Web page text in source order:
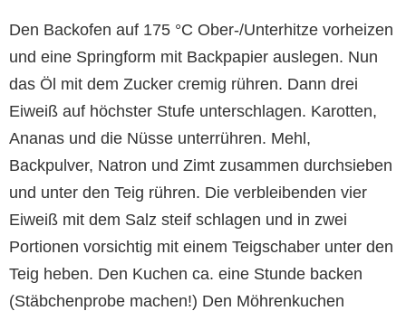
Den Backofen auf 175 °C Ober-/Unterhitze vorheizen
und eine Springform mit Backpapier auslegen. Nun
das Öl mit dem Zucker cremig rühren. Dann drei
Eiweiß auf höchster Stufe unterschlagen. Karotten,
Ananas und die Nüsse unterrühren. Mehl,
Backpulver, Natron und Zimt zusammen durchsieben
und unter den Teig rühren. Die verbleibenden vier
Eiweiß mit dem Salz steif schlagen und in zwei
Portionen vorsichtig mit einem Teigschaber unter den
Teig heben. Den Kuchen ca. eine Stunde backen
(Stäbchenprobe machen!) Den Möhrenkuchen